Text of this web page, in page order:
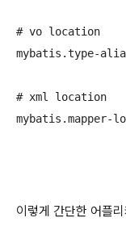
# vo location
mybatis.type-
# xml location
mybatis.mapper-
이렇게 간단한 어플